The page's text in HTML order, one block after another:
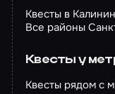
Квесты в
Все районы
Квесты у
Квесты рядом с